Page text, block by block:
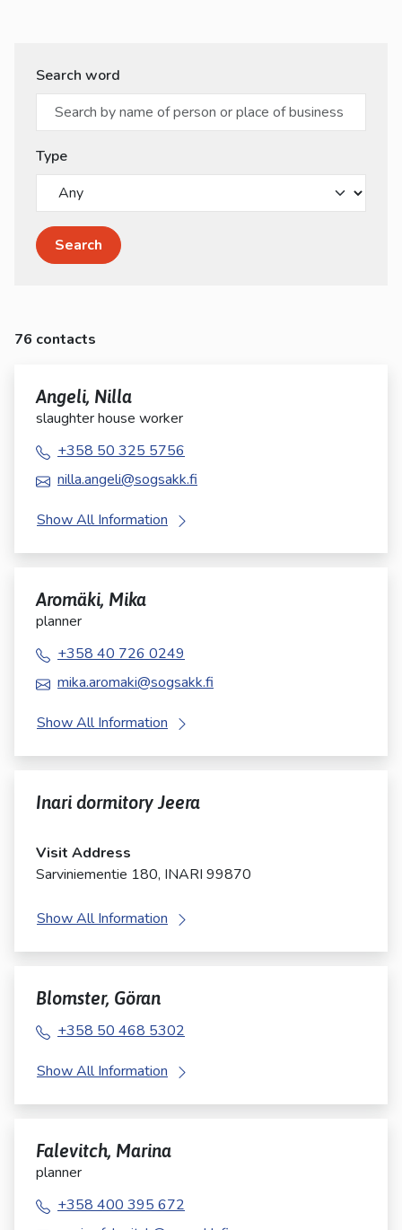
Search word
Type
Search
76 contacts
Angeli, Nilla
slaughter house worker
+358 50 325 5756
nilla.angeli@sogsakk.fi
Show All Information
Aromäki, Mika
planner
+358 40 726 0249
mika.aromaki@sogsakk.fi
Show All Information
Inari dormitory Jeera
Visit Address
Sarviniementie 180, INARI 99870
Show All Information
Blomster, Göran
+358 50 468 5302
Show All Information
Falevitch, Marina
planner
+358 400 395 672